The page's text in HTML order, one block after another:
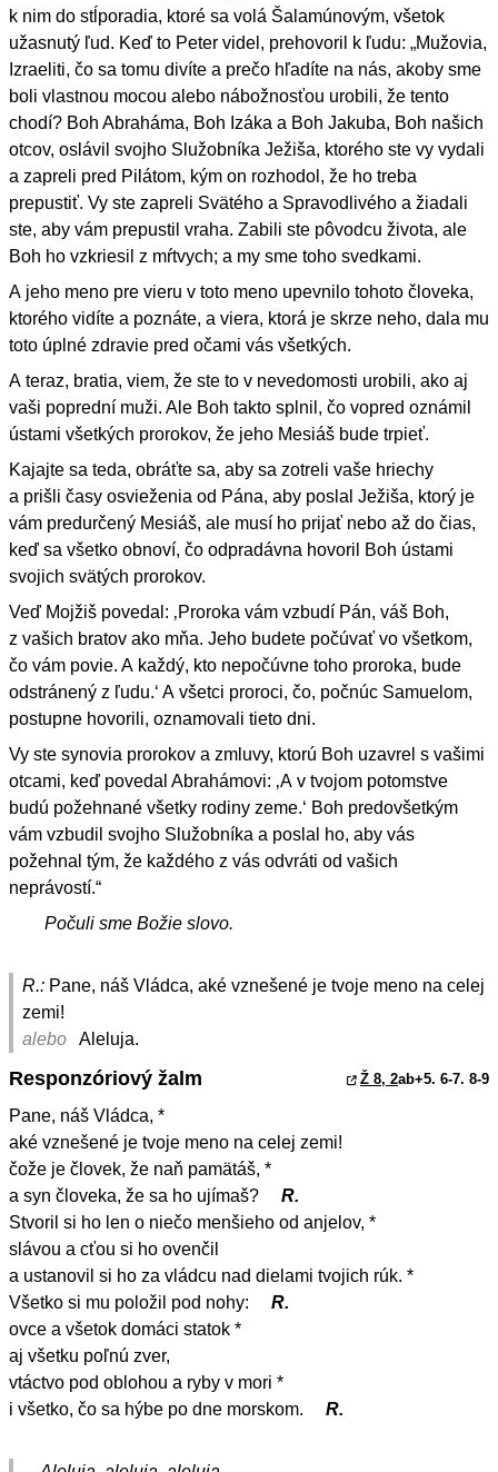
k nim do stĺporadia, ktoré sa volá Šalamúnovým, všetok
užasnutý ľud. Keď to Peter videl, prehovoril k ľudu: „Mužovia,
Izraeliti, čo sa tomu divíte a prečo hľadíte na nás, akoby sme
boli vlastnou mocou alebo nábožnosťou urobili, že tento
chodí? Boh Abraháma, Boh Izáka a Boh Jakuba, Boh našich
otcov, oslávil svojho Služobníka Ježiša, ktorého ste vy vydali
a zapreli pred Pilátom, kým on rozhodol, že ho treba
prepustiť. Vy ste zapreli Svätého a Spravodlivého a žiadali
ste, aby vám prepustil vraha. Zabili ste pôvodcu života, ale
Boh ho vzkriesil z mŕtvych; a my sme toho svedkami.
A jeho meno pre vieru v toto meno upevnilo tohoto človeka,
ktorého vidíte a poznáte, a viera, ktorá je skrze neho, dala mu
toto úplné zdravie pred očami vás všetkých.
A teraz, bratia, viem, že ste to v nevedomosti urobili, ako aj
vaši poprední muži. Ale Boh takto splnil, čo vopred oznámil
ústami všetkých prorokov, že jeho Mesiáš bude trpieť.
Kajajte sa teda, obráťte sa, aby sa zotreli vaše hriechy
a prišli časy osvieženia od Pána, aby poslal Ježiša, ktorý je
vám predurčený Mesiáš, ale musí ho prijať nebo až do čias,
keď sa všetko obnoví, čo odpradávna hovoril Boh ústami
svojich svätých prorokov.
Veď Mojžiš povedal: ‚Proroka vám vzbudí Pán, váš Boh,
z vašich bratov ako mňa. Jeho budete počúvať vo všetkom,
čo vám povie. A každý, kto nepočúvne toho proroka, bude
odstránený z ľudu.‘ A všetci proroci, čo, počnúc Samuelom,
postupne hovorili, oznamovali tieto dni.
Vy ste synovia prorokov a zmluvy, ktorú Boh uzavrel s vašimi
otcami, keď povedal Abrahámovi: ‚A v tvojom potomstve
budú požehnané všetky rodiny zeme.‘ Boh predovšetkým
vám vzbudil svojho Služobníka a poslal ho, aby vás
požehnal tým, že každého z vás odvráti od vašich
neprávostí.“
Počuli sme Božie slovo.
R.: Pane, náš Vládca, aké vznešené je tvoje meno na celej
zemi!
alebo
Aleluja.
Responzóriový žalm Ž 8, 2ab+5. 6-7. 8-9
Pane, náš Vládca, *
aké vznešené je tvoje meno na celej zemi!
čože je človek, že naň pamätáš, *
a syn človeka, že sa ho ujímaš?
R.
Stvoril si ho len o niečo menšieho od anjelov, *
slávou a cťou si ho ovenčil
a ustanovil si ho za vládcu nad dielami tvojich rúk. *
Všetko si mu položil pod nohy:
R.
ovce a všetok domáci statok *
aj všetku poľnú zver,
vtáctvo pod oblohou a ryby v mori *
i všetko, čo sa hýbe po dne morskom.
R.